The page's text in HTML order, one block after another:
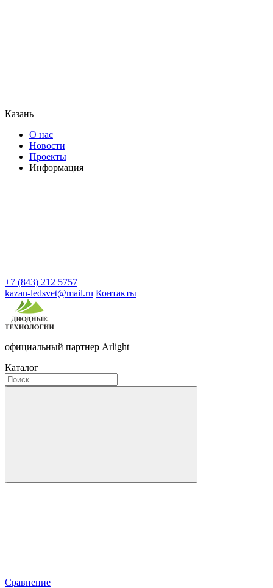
Казань
О нас
Новости
Проекты
Информация
+7 (843) 212 5757
kazan-ledsvet@mail.ru Контакты
официальный партнер Arlight
Каталог
Сравнение